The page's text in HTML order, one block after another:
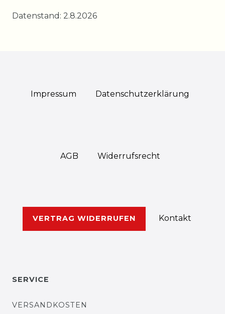
Datenstand: 2.8.2026
Impressum Daten­schutz­erklärung
AGB Widerrufs­recht
VERTRAG WIDERRUFEN Kontakt
SERVICE
VERSANDKOSTEN